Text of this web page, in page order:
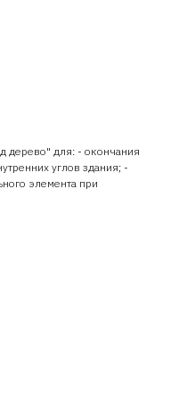
дерево" для: - окончания
углов здания; -
элемента при